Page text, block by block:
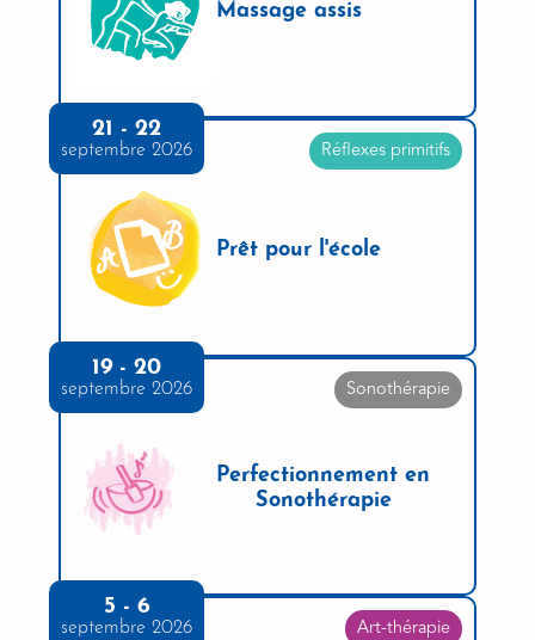
Massage assis
21 - 22
septembre 2026 Réflexes primitifs
Prêt pour l'école
19 - 20
septembre 2026 Sonothérapie
Perfectionnement en
Sonothérapie
5 - 6
septembre 2026 Art-thérapie